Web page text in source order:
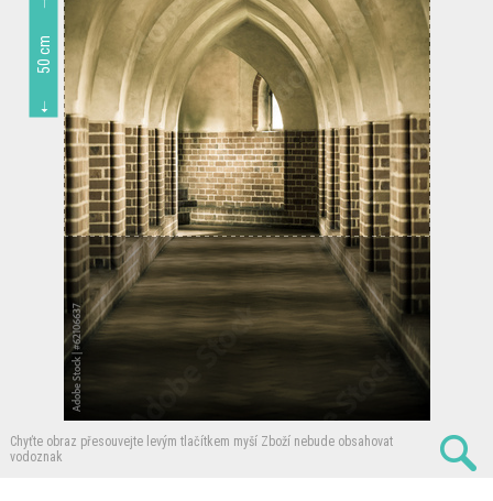
50 cm
Chyťte obraz přesouvejte levým tlačítkem myší Zboží nebude obsahovat
vodoznak